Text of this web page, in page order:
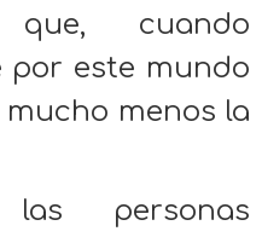
que, cuando
por este mundo
menos la
personas